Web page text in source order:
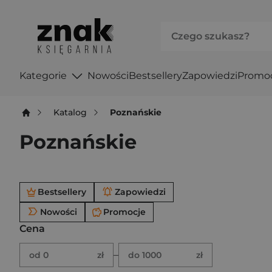
Kategorie NowościBestselleryZapowiedzi
Katalog Poznańskie
Poznańskie
Po użyciu produkty będą automatycznie filtrowane.
Bestsellery
Zapowiedzi
Nowości
Promocje
Cena
Brak ustawionego zakresu ceny.
Podaj zakres ceny w złotych.
od 0 zł – do 1000 zł